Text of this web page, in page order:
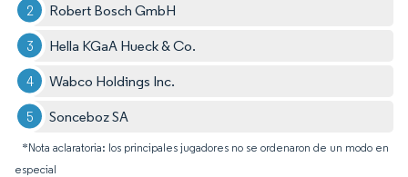
Robert Bosch GmbH
Hella KGaA Hueck & Co.
Wabco Holdings Inc.
Sonceboz SA
*Nota aclaratoria: los principales jugadores no se ordenaron de un modo en
especial